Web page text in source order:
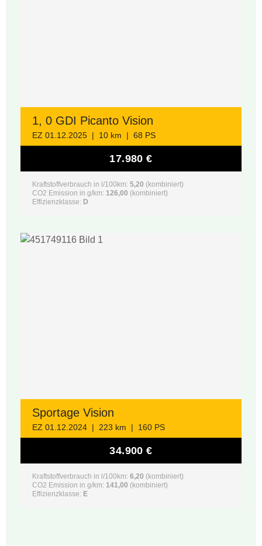
1, 0 GDI Picanto Vision
EZ 01.12.2025 | 10 km | 68 PS
17.980 €
Kraftstoffverbrauch in l/100km: 5,20 (kombiniert)
CO2 Emission in g/km: 126,00 (kombiniert)
Effizienzklasse: D
Sportage Vision
EZ 01.12.2024 | 223 km | 160 PS
34.900 €
Kraftstoffverbrauch in l/100km: 6,20 (kombiniert)
CO2 Emission in g/km: 141,00 (kombiniert)
Effizienzklasse: E